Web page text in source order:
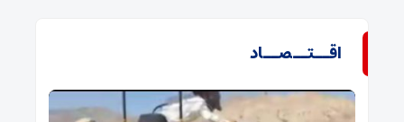
اقــتــصــاد